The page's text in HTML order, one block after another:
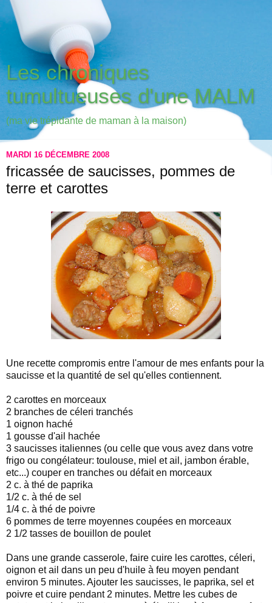
Les chroniques
tumultueuses d'une MALM
(ma vie trépidante de maman à la maison)
MARDI 16 DÉCEMBRE 2008
fricassée de saucisses, pommes de
terre et carottes
Une recette compromis entre l'amour de mes enfants pour la
saucisse et la quantité de sel qu'elles contiennent.
2 carottes en morceaux
2 branches de céleri tranchés
1 oignon haché
1 gousse d'ail hachée
3 saucisses italiennes (ou celle que vous avez dans votre
frigo ou congélateur: toulouse, miel et ail, jambon érable,
etc...) couper en tranches ou défait en morceaux
2 c. à thé de paprika
1/2 c. à thé de sel
1/4 c. à thé de poivre
6 pommes de terre moyennes coupées en morceaux
2 1/2 tasses de bouillon de poulet
Dans une grande casserole, faire cuire les carottes, céleri,
oignon et ail dans un peu d'huile à feu moyen pendant
environ 5 minutes. Ajouter les saucisses, le paprika, sel et
poivre et cuire pendant 2 minutes. Mettre les cubes de